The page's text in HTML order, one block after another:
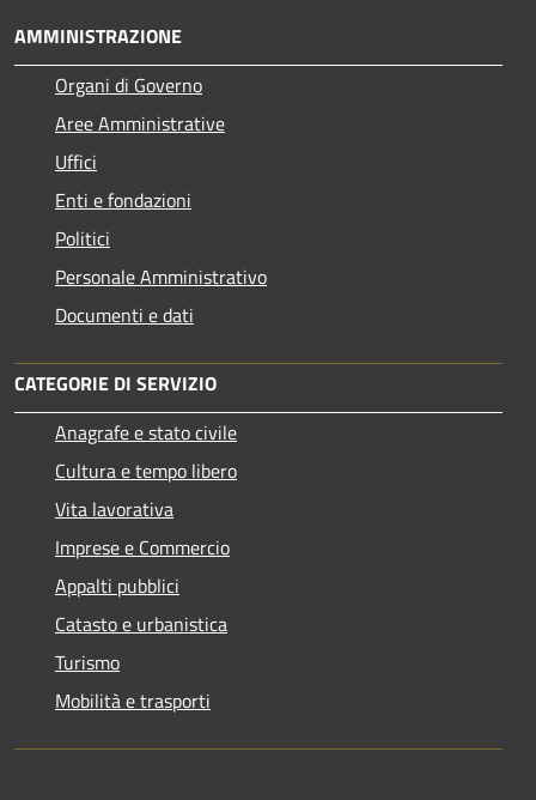
AMMINISTRAZIONE
Organi di Governo
Aree Amministrative
Uffici
Enti e fondazioni
Politici
Personale Amministrativo
Documenti e dati
CATEGORIE DI SERVIZIO
Anagrafe e stato civile
Cultura e tempo libero
Vita lavorativa
Imprese e Commercio
Appalti pubblici
Catasto e urbanistica
Turismo
Mobilità e trasporti